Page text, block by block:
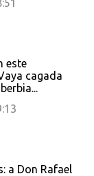
este
cagada
a Don Rafael